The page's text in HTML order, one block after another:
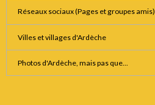
Réseaux sociaux (Pages et groupes amis)
Villes et villages d'Ardèche
Photos d'Ardèche, mais pas que...